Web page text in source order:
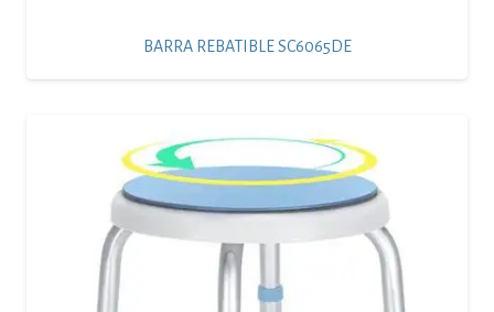
BARRA REBATIBLE SC6065DE